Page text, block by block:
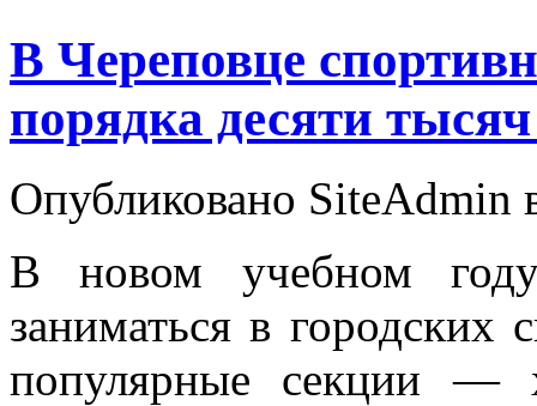
В Череповце
порядка десяти
Опубликовано
В новом учебном
заниматься в
популярные секции —